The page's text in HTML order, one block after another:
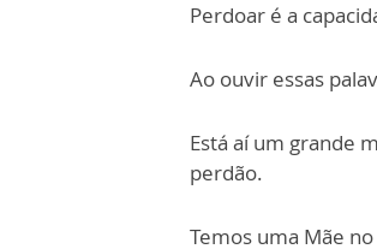
Perdoar é a capacid
Ao ouvir essas
Está aí um grande
perdão.
Temos uma Mãe